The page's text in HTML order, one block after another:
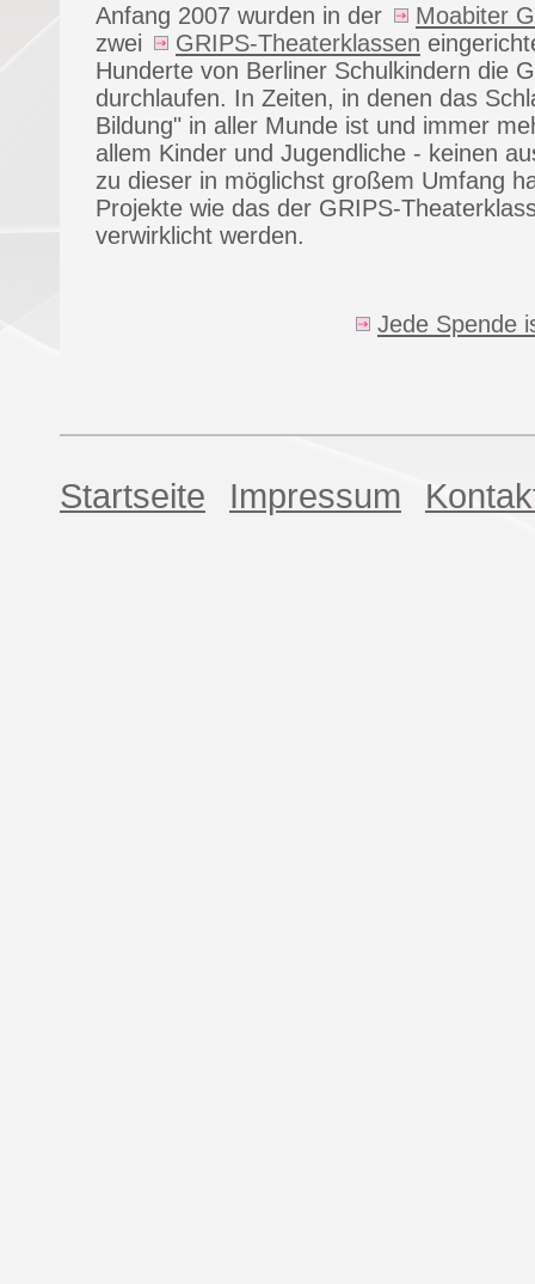
Anfang 2007 wurden in der
Moabiter
zwei
GRIPS-Theaterklassen
Hunderte von Berliner Schulkindern die
durchlaufen. In Zeiten, in denen das
Bildung" in aller Munde ist und immer
allem Kinder und Jugendliche - keinen
zu dieser in möglichst großem Umfang
Projekte wie das der GRIPS-
verwirklicht werden.
Jede Spende
Startseite Impressum